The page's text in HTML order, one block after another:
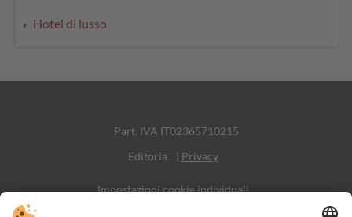
Hotel di lusso
Part. IVA IT02365710215
Editoria
| Privacy
Impostazioni cookie individuali